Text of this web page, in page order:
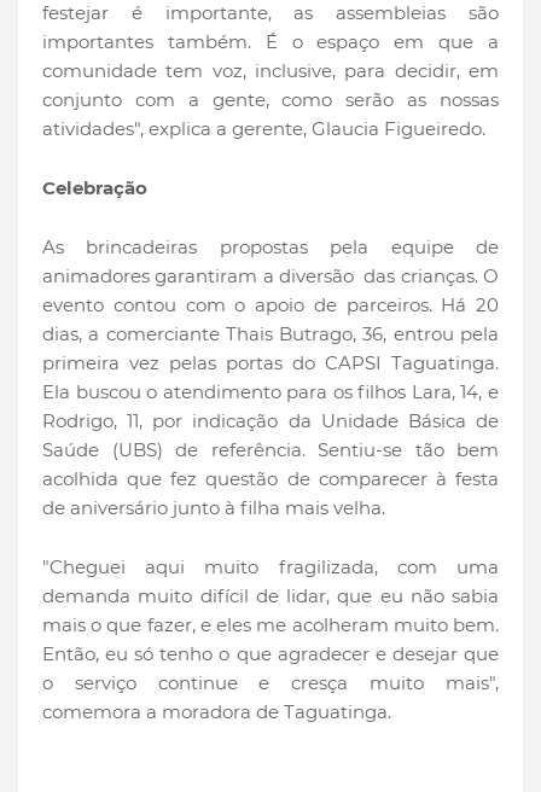
festejar é importante, as assembleias são
importantes também. É o espaço em que a
comunidade tem voz, inclusive, para decidir, em
conjunto com a gente, como serão as nossas
atividades", explica a gerente, Glaucia Figueiredo.
Celebração
As brincadeiras propostas pela equipe de
animadores garantiram a diversão das crianças. O
evento contou com o apoio de parceiros. Há 20
dias, a comerciante Thais Butrago, 36, entrou pela
primeira vez pelas portas do CAPSI Taguatinga.
Ela buscou o atendimento para os filhos Lara, 14, e
Rodrigo, 11, por indicação da Unidade Básica de
Saúde (UBS) de referência. Sentiu-se tão bem
acolhida que fez questão de comparecer à festa
de aniversário junto à filha mais velha.
"Cheguei aqui muito fragilizada, com uma
demanda muito difícil de lidar, que eu não sabia
mais o que fazer, e eles me acolheram muito bem.
Então, eu só tenho o que agradecer e desejar que
o serviço continue e cresça muito mais",
comemora a moradora de Taguatinga.